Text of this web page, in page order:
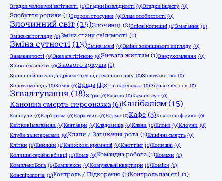
Згадки чоловічої вагітності (0)Згадки інвалідності (0)Згадки інцесту (0)
Здобуття родини (1)Здорові стосунки (0)Злам особистості (0)
Злочинний світ (15)Злочинці (2)Злісні колишні (0)Змагання (0)
Зміна світогляду (0)Зміна стану свідомості (1)
Зміна сутності (13)Зміна імені (0)Зміни зовнішнього вигляду (0)
Знаменитості (0)Зневага гігієною (0)Зневага життям (1)Знерухомлення (0)
Зниклі безвісти (0)З нового аркуша (1)
Зовнішній вигляд відрізняється від реального віку (0)Золота клітка (0)
Золота молодь (0)Зомбі (0)Зрада (1)Зрілі персонажі (0)Зірване весілля (0)
Зґвалтування (18)Зґраї (0)Казино (0)Камінг-аут (0)
Канонна смерть персонажа (6)Канібалізм (15)
Канікули (0)Кар'єризм (0)Карантин (0)Карма (0)Кафе (3)Квантова фізика (0)
Квіткові магазини (0)Кентаври (0)Кладовища (0)Клани (0)Клони (0)Клоуни (0)
Клуби за інтересами (0)Кляпи / Затикання рота (1)Клінічна смерть (0)
Клітки (0)Книжки (0)Книжкові крамниці (0)Кноттінг (0)Колишні (0)
Колишні серійні вбивці (0)Кома (0)Командна робота (1)Комахи (0)
Комплекс Бога (0)Комплекси (0)Комунальні квартири (0)Коміки (0)
Конспірологія (0)Контроль / Підкорення (1)Контроль пам'яті (1)